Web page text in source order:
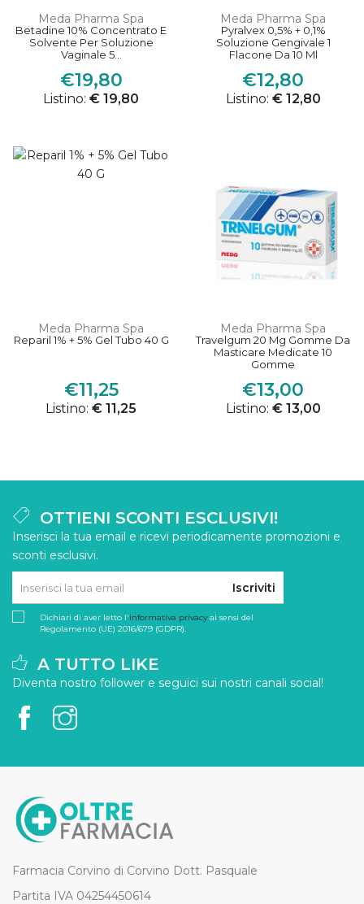
Meda Pharma Spa
Betadine 10% Concentrato E
Solvente Per Soluzione
Vaginale 5...
€19,80
Listino: € 19,80
Meda Pharma Spa
Pyralvex 0,5% + 0,1%
Soluzione Gengivale 1
Flacone Da 10 Ml
€12,80
Listino: € 12,80
Meda Pharma Spa
Reparil 1% + 5% Gel Tubo 40 G
€11,25
Listino: € 11,25
Meda Pharma Spa
Travelgum 20 Mg Gomme Da
Masticare Medicate 10
Gomme
€13,00
Listino: € 13,00
OTTIENI SCONTI ESCLUSIVI!
Inserisci la tua email e ricevi periodicamente promozioni e
sconti esclusivi.
Iscriviti
Dichiari di aver letto l'informativa privacyai sensi del
Regolamento (UE) 2016/679 (GDPR).
A TUTTO LIKE
Diventa nostro follower e seguici sui nostri canali social!
Farmacia Corvino di Corvino Dott. Pasquale
Partita IVA 04254450614